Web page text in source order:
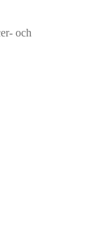
och